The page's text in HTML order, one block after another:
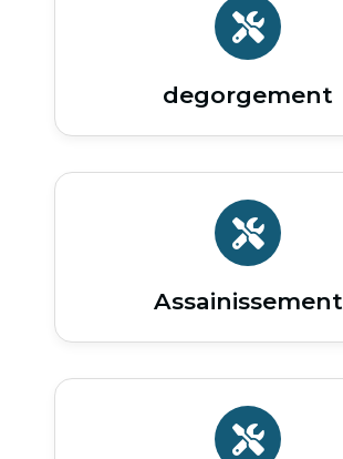
degorgement
Assainissement